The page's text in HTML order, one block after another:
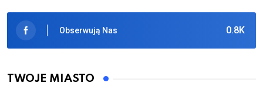
0.8K
Obserwują Nas
TWOJE MIASTO